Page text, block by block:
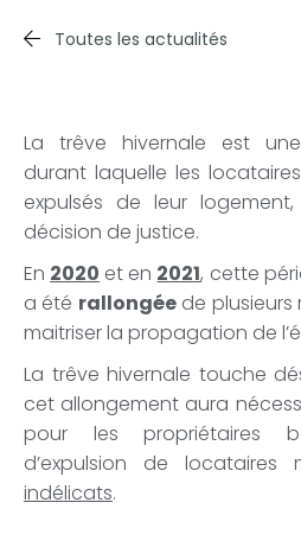
Toutes les actualités
La trêve hivernale est
durant laquelle les
expulsés de leur
décision de justice.
En 2020 et en 2021, cette
a été rallongéede plusieurs
maitriser la propagation de
La trêve hivernale touche
cet allongement aura
pour les propriétaires
d’expulsion de locataires
indélicats.